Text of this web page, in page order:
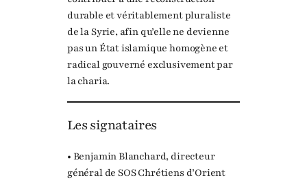
durable et véritablement pluraliste
de la Syrie, afin qu’elle ne devienne
pas un État islamique homogène et
radical gouverné exclusivement par
la charia.
Les signataires
• Benjamin Blanchard, directeur
général de SOS Chrétiens d’Orient